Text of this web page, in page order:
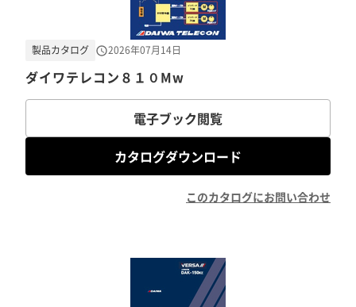
ダイワテレコン８１０Mw
製品カタログ 2026年07月14日
電子ブック閲覧
カタログダウンロード
このカタログにお問い合わせ